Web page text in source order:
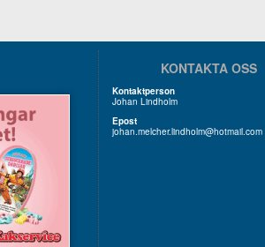
KONTAKTA OSS
Kontaktperson
Johan Lindholm
Epost
johan.melcher.lindholm@hotmail.com